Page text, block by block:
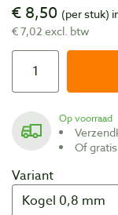
€ 8,50 (per stuk)
€ 7,02 excl. btw
Op voorraad
Of
Variant